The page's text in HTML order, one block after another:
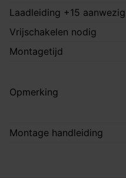
Laadleiding +15 aanwezig
Vrijschakelen nodig
Montagetijd
Opmerking
Montage handleiding